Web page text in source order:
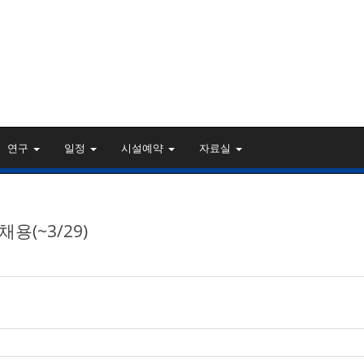
연구 일정 시설예약 자료실
용(~3/29)